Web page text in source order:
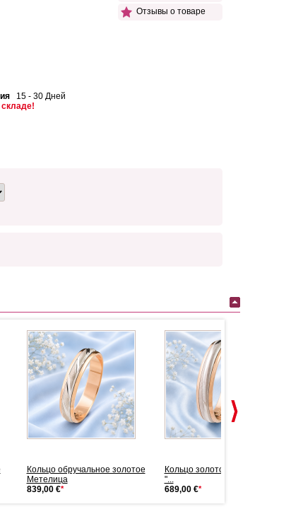
15 - 30 Дней
складе!
Отзывы о товаре
Кольцо обручальное золотое
Метелица
839,00 €*
Кольцо золотое обручальное
"...
689,00 €*